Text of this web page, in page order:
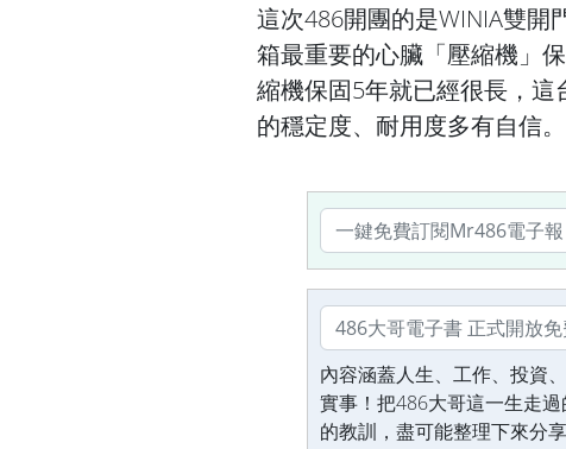
這次486開團的是WINIA雙開
箱最重要的心臟「壓縮機」
縮機保固5年就已經很長，
的穩定度、耐用度多有自信。
內容涵蓋人生、工作、投資
實事！把486大哥這一生走
的教訓，盡可能整理下來分享